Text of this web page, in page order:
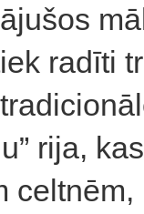
radīti
rija,